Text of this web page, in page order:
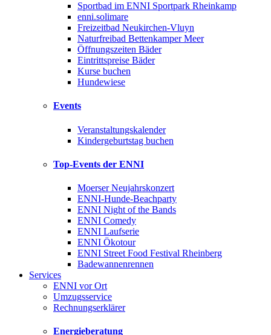
Sportbad im ENNI Sportpark Rheinkamp
enni.solimare
Freizeitbad Neukirchen-Vluyn
Naturfreibad Bettenkamper Meer
Öffnungszeiten Bäder
Eintrittspreise Bäder
Kurse buchen
Hundewiese
Events
Veranstaltungskalender
Kindergeburtstag buchen
Top-Events der ENNI
Moerser Neujahrskonzert
ENNI-Hunde-Beachparty
ENNI Night of the Bands
ENNI Comedy
ENNI Laufserie
ENNI Ökotour
ENNI Street Food Festival Rheinberg
Badewannenrennen
Services
ENNI vor Ort
Umzugsservice
Rechnungserklärer
Energieberatung